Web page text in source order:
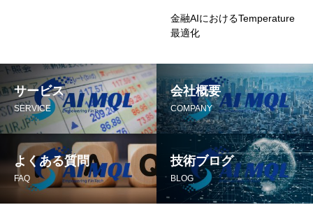
金融AIにおけるTemperature
最適化
サービス
SERVICE
会社概要
COMPANY
よくある質問
FAQ
技術ブログ
BLOG